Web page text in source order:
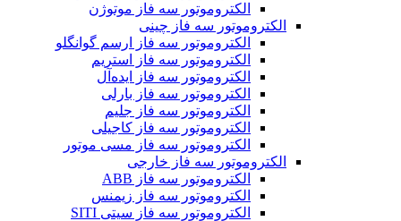
الکتروموتور سه فاز موتوژن
الکتروموتور سه فاز چینی
الکتروموتور سه فاز ارسم گوانگلو
الکتروموتور سه فاز استریم
الکتروموتور سه فاز ایده‌آل
الکتروموتور سه فاز بارلی
الکتروموتور سه فاز جلیم
الکتروموتور سه فاز کاجیلی
الکتروموتور سه فاز مسی موتور
الکتروموتور سه فاز خارجی
الکتروموتور سه فاز ABB
الکتروموتور سه فاز زیمنس
الکتروموتور سه فاز سیتی SITI